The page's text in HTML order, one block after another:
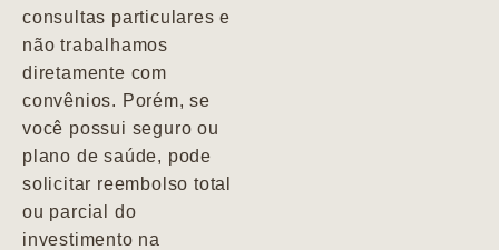
consultas particulares e
não trabalhamos
diretamente com
convênios. Porém, se
você possui seguro ou
plano de saúde, pode
solicitar reembolso total
ou parcial do
investimento na